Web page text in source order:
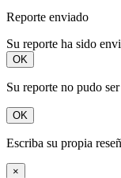
Reporte enviado
Su reporte ha sido
OK
Su reporte no pudo
OK
Escriba su propia
×